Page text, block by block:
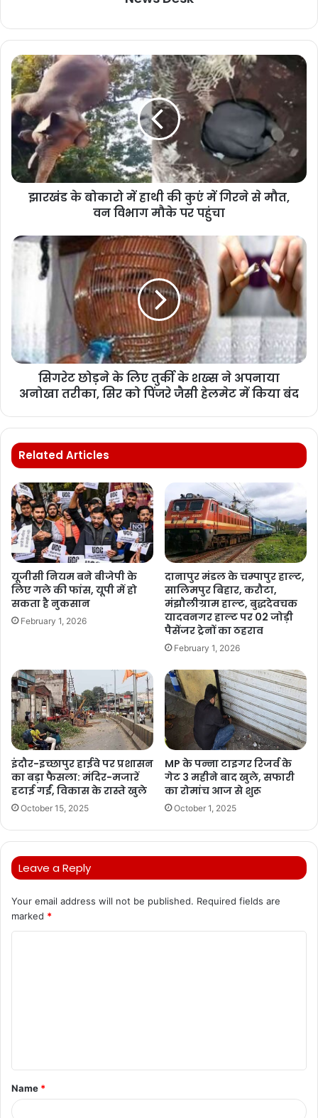
झारखंड के बोकारो में हाथी की कुएं में गिरने से मौत,
वन विभाग मौके पर पहुंचा
सिगरेट छोड़ने के लिए तुर्की के शख्स ने अपनाया
अनोखा तरीका, सिर को पिंजरे जैसी हेलमेट में किया बंद
Related Articles
यूजीसी नियम बने बीजेपी के
लिए गले की फांस, यूपी में हो
सकता है नुकसान
February 1, 2026
दानापुर मंडल के चम्पापुर हाल्ट,
सालिमपुर बिहार, करौटा,
मंझौलीग्राम हाल्ट, बुद्धदेवचक
यादवनगर हाल्ट पर 02 जोड़ी
पैसेंजर ट्रेनों का ठहराव
February 1, 2026
इंदौर-इच्छापुर हाईवे पर प्रशासन
का बड़ा फैसला: मंदिर-मजारें
हटाई गईं, विकास के रास्ते खुले
October 15, 2025
MP के पन्ना टाइगर रिजर्व के
गेट 3 महीने बाद खुले, सफारी
का रोमांच आज से शुरू
October 1, 2025
Leave a Reply
Your email address will not be published. Required fields are
marked *
t
*
Name *